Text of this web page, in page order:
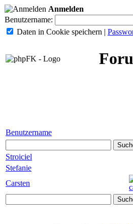
Anmelden
Benutzername:
Daten in Cookie speichern |
Benutzername
Stroiciel
Stefanie
Carsten